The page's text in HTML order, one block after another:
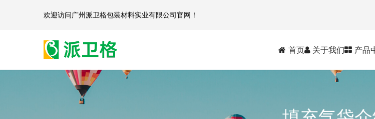
首页 关于我们 产品
欢迎访问广州派卫格包装材料实业有限公司官网